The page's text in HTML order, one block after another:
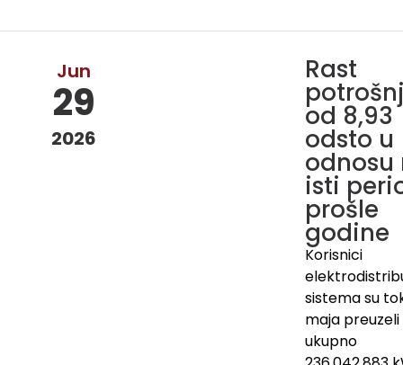
Jun
29
2026
Rast
od 8,93
odsto u
odnosu
isti
prošle
godine
Korisnici
sistema su
maja preuzeli
ukupno